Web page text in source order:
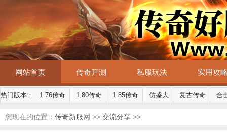
网站首页 传奇开测 私服玩法 实用攻
热门版本： 1.76传奇 1.80传奇 1.85传奇 仿盛大 复古传奇 合
您现在的位置： 传奇新服网 >> 交流分享 >>